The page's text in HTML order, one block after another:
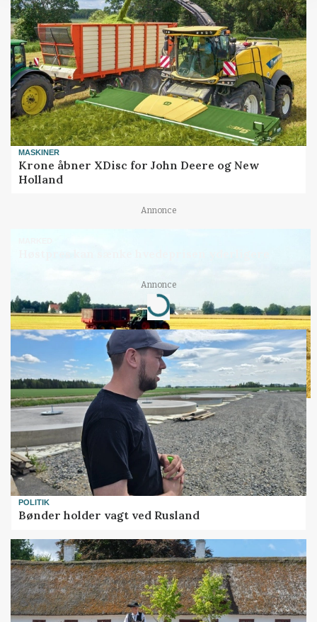
MASKINER
Krone åbner XDisc for John Deere og New
Holland
Annonce
Annonce
Loading...
POLITIK
Bønder holder vagt ved Rusland